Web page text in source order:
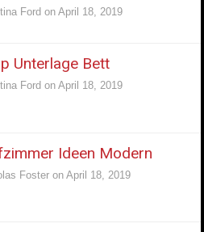
Ford on April 18, 2019
Unterlage Bett
Ford on April 18, 2019
Ideen Modern
Foster on April 18, 2019